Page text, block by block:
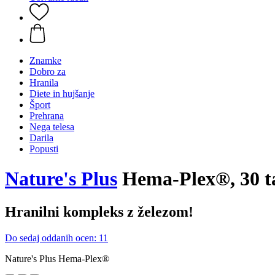
Znamke
Dobro za
Hranila
Diete in hujšanje
Šport
Prehrana
Nega telesa
Darila
Popusti
Nature's Plus Hema-Plex®, 30
Hranilni kompleks z železom!
Do sedaj oddanih ocen: 11
Nature's Plus Hema-Plex®